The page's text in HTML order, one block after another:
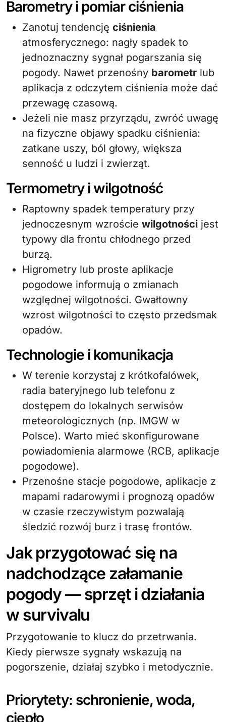
Barometry i pomiar ciśnienia
Zanotuj tendencję ciśnienia
atmosferycznego: nagły spadek to
jednoznaczny sygnał pogarszania się
pogody. Nawet przenośny barometr lub
aplikacja z odczytem ciśnienia może dać
przewagę czasową.
Jeżeli nie masz przyrządu, zwróć uwagę
na fizyczne objawy spadku ciśnienia:
zatkane uszy, ból głowy, większa
senność u ludzi i zwierząt.
Termometry i wilgotność
Raptowny spadek temperatury przy
jednoczesnym wzroście wilgotności jest
typowy dla frontu chłodnego przed
burzą.
Higrometry lub proste aplikacje
pogodowe informują o zmianach
względnej wilgotności. Gwałtowny
wzrost wilgotności to często przedsmak
opadów.
Technologie i komunikacja
W terenie korzystaj z krótkofalówek,
radia bateryjnego lub telefonu z
dostępem do lokalnych serwisów
meteorologicznych (np. IMGW w
Polsce). Warto mieć skonfigurowane
powiadomienia alarmowe (RCB, aplikacje
pogodowe).
Przenośne stacje pogodowe, aplikacje z
mapami radarowymi i prognozą opadów
w czasie rzeczywistym pozwalają
śledzić rozwój burz i trasę frontów.
Jak przygotować się na
nadchodzące załamanie
pogody — sprzęt i działania
w survivalu
Przygotowanie to klucz do przetrwania.
Kiedy pierwsze sygnały wskazują na
pogorszenie, działaj szybko i metodycznie.
Priorytety: schronienie, woda,
ciepło